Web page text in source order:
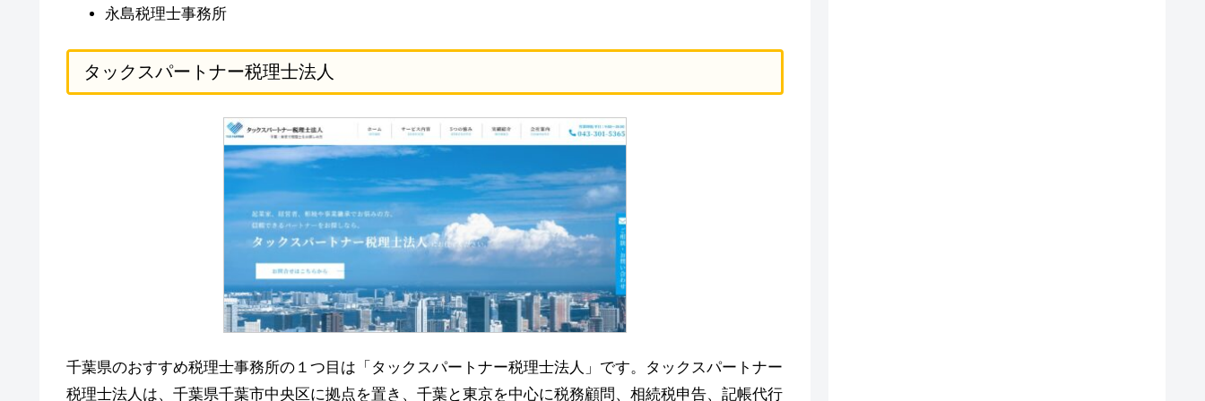
永島税理士事務所
タックスパートナー税理士法人
千葉県のおすすめ税理士事務所の１つ目は「タックスパートナー税理士法人」です。タックスパートナー
税理士法人は、千葉県千葉市中央区に拠点を置き、千葉と東京を中心に税務顧問、相続税申告、記帳代行